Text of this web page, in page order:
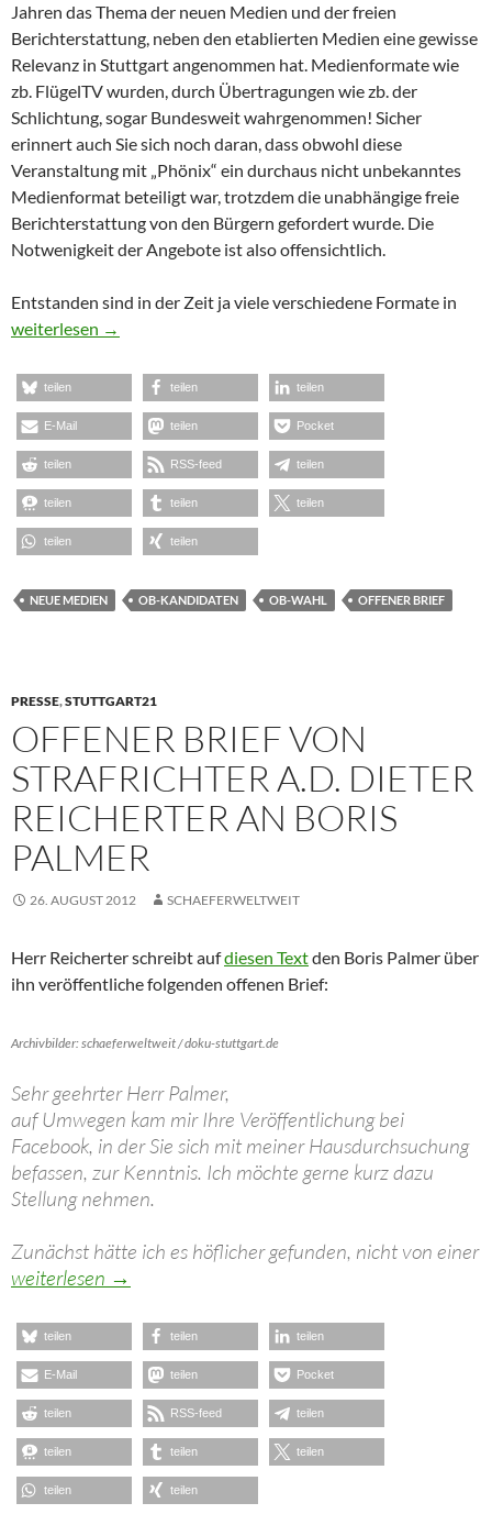
Jahren das Thema der neuen Medien und der freien
Berichterstattung, neben den etablierten Medien eine gewisse
Relevanz in Stuttgart angenommen hat. Medienformate wie
zb. FlügelTV wurden, durch Übertragungen wie zb. der
Schlichtung, sogar Bundesweit wahrgenommen! Sicher
erinnert auch Sie sich noch daran, dass obwohl diese
Veranstaltung mit „Phönix“ ein durchaus nicht unbekanntes
Medienformat beteiligt war, trotzdem die unabhängige freie
Berichterstattung von den Bürgern gefordert wurde. Die
Notwenigkeit der Angebote ist also offensichtlich.
Entstanden sind in der Zeit ja viele verschiedene Formate in
Offener Brief an die OB-Kandidaten
weiterlesen →
teilen teilen teilen
E-Mail teilen Pocket
teilen RSS-feed teilen
teilen teilen teilen
teilen teilen
NEUE MEDIEN OB-KANDIDATEN OB-WAHL OFFENER BRIEF
PRESSE,STUTTGART21
OFFENER BRIEF VON
STRAFRICHTER A.D. DIETER
REICHERTER AN BORIS
PALMER
26. AUGUST 2012 SCHAEFERWELTWEIT
Herr Reicherter schreibt aufdiesen Textden Boris Palmer über
ihn veröffentliche folgenden offenen Brief:
Archivbilder: schaeferweltweit / doku-stuttgart.de
Sehr geehrter Herr Palmer,
auf Umwegen kam mir Ihre Veröffentlichung bei
Facebook, in der Sie sich mit meiner Hausdurchsuchung
befassen, zur Kenntnis. Ich möchte gerne kurz dazu
Stellung nehmen.
Zunächst hätte ich es höflicher gefunden, nicht von einer
Offener Brief von Strafrichter a.D. Dieter Reicherter an
weiterlesen →
teilen teilen teilen
E-Mail teilen Pocket
teilen RSS-feed teilen
teilen teilen teilen
teilen teilen